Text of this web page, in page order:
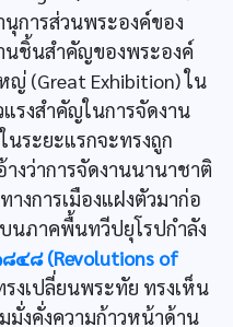
นุการส่วนพระองค์ของ
นชิ้นสำคัญของพระองค์
ญ่ (Great Exhibition) ใน
รงสำคัญในการจัดงาน
นระยะแรกจะทรงถูก
งว่าการจัดงานนานาชาติ
งการเมืองแฝงตัวมาก่อ
นภาคพื้นทวีปยุโรปกำลัง
๔๘ (Revolutions of
งเปลี่ยนพระทัย ทรงเห็น
มั่งคั่งความก้าวหน้าด้าน